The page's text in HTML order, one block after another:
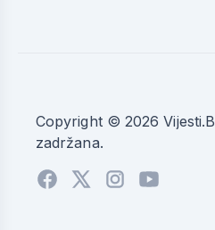
Copyright © 2026
zadržana.